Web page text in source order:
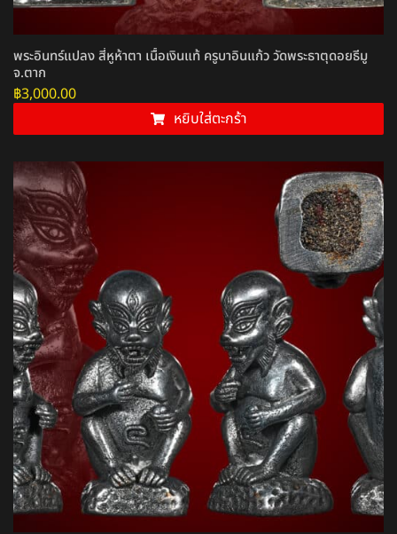
พระอินทร์แปลง สี่หูห้าตา เนื้อเงินแท้ ครูบาอินแก้ว วัดพระธาตุดอยธีมู
จ.ตาก
฿3,000.00
หยิบใส่ตะกร้า